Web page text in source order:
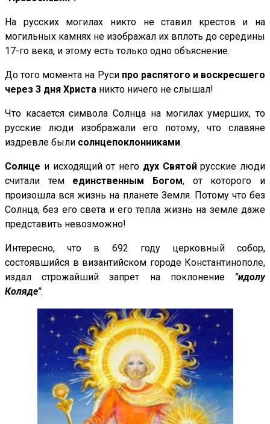
На русских могилах никто не ставил крестов и на
могильных камнях не изображал их вплоть до середины
17-го века, и этому есть только одно объяснение.
До того момента на Руси про распятого и воскресшего
через 3 дня Христа никто ничего не слышал!
Что касается символа Солнца на могилах умерших, то
русские люди изображали его потому, что славяне
издревле были солнцепоклонниками.
Солнце и исходящий от него дух Святойрусские люди
считали тем единственным Богом, от которого и
произошла вся жизнь на планете Земля. Потому что без
Солнца, без его света и его тепла жизнь на земле даже
представить невозможно!
Интересно, что в 692 году церковный собор,
состоявшийся в византийском городе Константинополе,
издал строжайший запрет на поклонение "идолу
Коляде".